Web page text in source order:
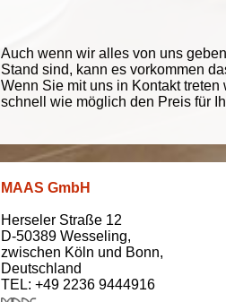
Auch wenn wir alles von uns
Stand sind, kann es vorkommen
Wenn Sie mit uns in Kontakt
schnell wie möglich den Preis für
MAAS GmbH
Herseler Straße 12
D-50389 Wesseling,
zwischen Köln und Bonn,
Deutschland
TEL: +49 2236 9444916